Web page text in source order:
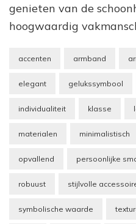
genieten van de
hoogwaardig
accenten armband
elegant gelukssymbool
individualiteit klasse
materialen minimalistisch
opvallend persoonlijke
robuust stijlvolle
symbolische waarde